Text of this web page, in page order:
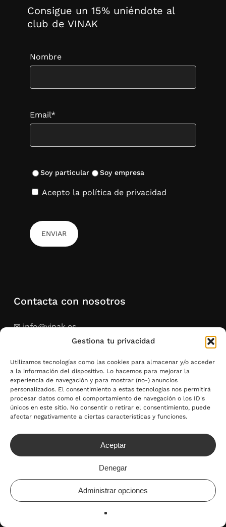
Gestiona tu privacidad
Utilizamos tecnologías como las cookies para almacenar y/o acceder
a la información del dispositivo. Lo hacemos para mejorar la
experiencia de navegación y para mostrar (no-) anuncios
personalizados. El consentimiento a estas tecnologías nos permitirá
procesar datos como el comportamiento de navegación o los ID's
únicos en este sitio. No consentir o retirar el consentimiento, puede
afectar negativamente a ciertas características y funciones.
Aceptar
Denegar
Administrar opciones
Consigue un 15% uniéndote al
club de VINAK
Nombre
Email*
Soy particular Soy empresa
Acepto la política de privacidad
Contacta con nosotros
✉ info@vinak.es
☏ 697 243 440
Ubicación
Polígono. Ind. A Granxa, Rúa D, Nave 9
Sacacorchos personalizados
Tienda de accesorios de vino
Regalos personalizables
Merchandising empresas